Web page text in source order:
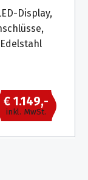
Display,
€ 1.149,-
inkl. MwSt.